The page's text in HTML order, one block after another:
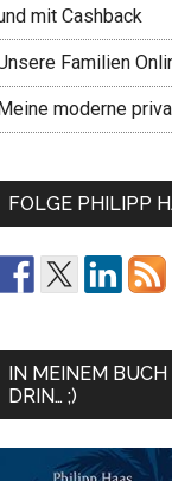
mit Cashback
Familien
moderne
FOLGE PHILIPP
IN MEINEM
DRIN… ;)